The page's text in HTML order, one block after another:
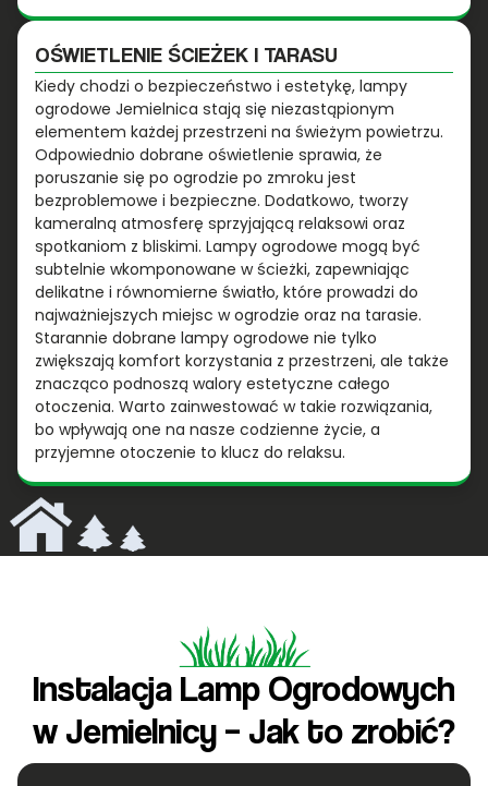
OŚWIETLENIE ŚCIEŻEK I TARASU
Kiedy chodzi o bezpieczeństwo i estetykę, lampy
ogrodowe Jemielnica stają się niezastąpionym
elementem każdej przestrzeni na świeżym powietrzu.
Odpowiednio dobrane oświetlenie sprawia, że
poruszanie się po ogrodzie po zmroku jest
bezproblemowe i bezpieczne. Dodatkowo, tworzy
kameralną atmosferę sprzyjającą relaksowi oraz
spotkaniom z bliskimi. Lampy ogrodowe mogą być
subtelnie wkomponowane w ścieżki, zapewniając
delikatne i równomierne światło, które prowadzi do
najważniejszych miejsc w ogrodzie oraz na tarasie.
Starannie dobrane lampy ogrodowe nie tylko
zwiększają komfort korzystania z przestrzeni, ale także
znacząco podnoszą walory estetyczne całego
otoczenia. Warto zainwestować w takie rozwiązania,
bo wpływają one na nasze codzienne życie, a
przyjemne otoczenie to klucz do relaksu.
Instalacja Lamp Ogrodowych
w Jemielnicy – Jak to zrobić?